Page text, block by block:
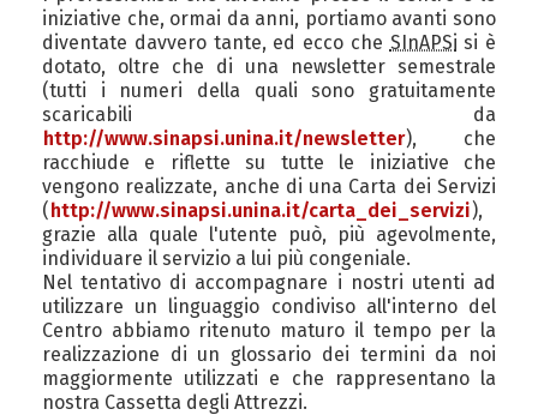
iniziative che, ormai da anni, portiamo avanti sono
diventate davvero tante, ed ecco che SInAPSi si è
dotato, oltre che di una newsletter semestrale
(tutti i numeri della quali sono gratuitamente
scaricabili da
http://www.sinapsi.unina.it/newsletter), che
racchiude e riflette su tutte le iniziative che
vengono realizzate, anche di una Carta dei Servizi
(http://www.sinapsi.unina.it/carta_dei_servizi),
grazie alla quale l'utente può, più agevolmente,
individuare il servizio a lui più congeniale.
Nel tentativo di accompagnare i nostri utenti ad
utilizzare un linguaggio condiviso all'interno del
Centro abbiamo ritenuto maturo il tempo per la
realizzazione di un glossario dei termini da noi
maggiormente utilizzati e che rappresentano la
nostra Cassetta degli Attrezzi.